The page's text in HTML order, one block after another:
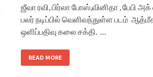
ஜீவா ரவி, பிர்லா போஸ்,வினிதா , பேபி
பலர் நடிப்பில் வெளிவந்துள்ள படம்
ஒளிப்பதிவு கலை சக்தி. …
READ MORE